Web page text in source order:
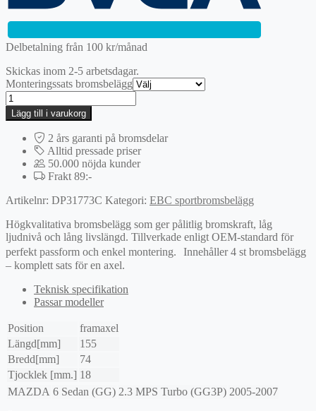
Delbetalning från 100 kr/månad
Skickas inom 2-5 arbetsdagar.
Monteringssats bromsbelägg
EBC
Redstuff
bromsbelägg
mängd
Lägg till i varukorg
2 års garanti på bromsdelar
Alltid pressade priser
50.000 nöjda kunder
Frakt 89:-
Artikelnr: DP31773C Kategori: EBC sportbromsbelägg
Högkvalitativa bromsbelägg som ger pålitlig bromskraft, låg
ljudnivå och lång livslängd. Tillverkade enligt OEM-standard för
perfekt passform och enkel montering. Innehåller 4 st bromsbelägg
– komplett sats för en axel.
Teknisk specifikation
Passar modeller
Position
framaxel
Längd[mm]
155
Bredd[mm]
74
Tjocklek [mm.] 18
MAZDA 6 Sedan (GG) 2.3 MPS Turbo (GG3P) 2005-2007